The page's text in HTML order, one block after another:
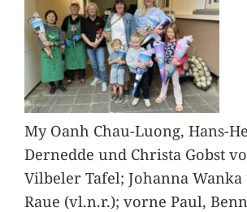
My Oanh Chau-Luong, Hans-
Dernedde und Christa Gobst
Vilbeler Tafel; Johanna Wanka
Raue (vl.n.r.); vorne Paul,